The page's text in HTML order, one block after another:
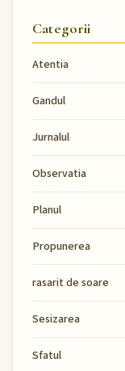
Categorii
Atentia
Gandul
Jurnalul
Observatia
Planul
Propunerea
rasarit de soare
Sesizarea
Sfatul